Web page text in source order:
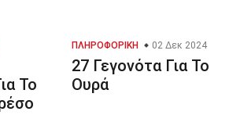
Το
ΠΛΗΡΟΦΟΡΙΚΉ 02 Δεκ 2024
27 Γεγονότα Για Το
Ουρά